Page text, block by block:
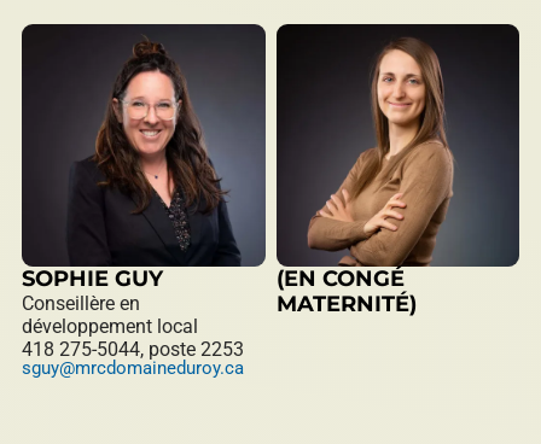
SOPHIE GUY
Conseillère en
développement local
418 275-5044, poste 2253
sguy@mrcdomaineduroy.ca
(EN CONGÉ
MATERNITÉ)